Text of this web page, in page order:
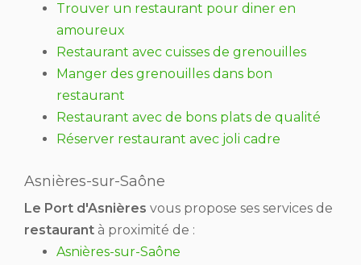
Trouver un restaurant pour diner en
amoureux
Restaurant avec cuisses de grenouilles
Manger des grenouilles dans bon
restaurant
Restaurant avec de bons plats de qualité
Réserver restaurant avec joli cadre
Asnières-sur-Saône
Le Port d'Asnières vous propose ses services de
restaurant à proximité de :
Asnières-sur-Saône